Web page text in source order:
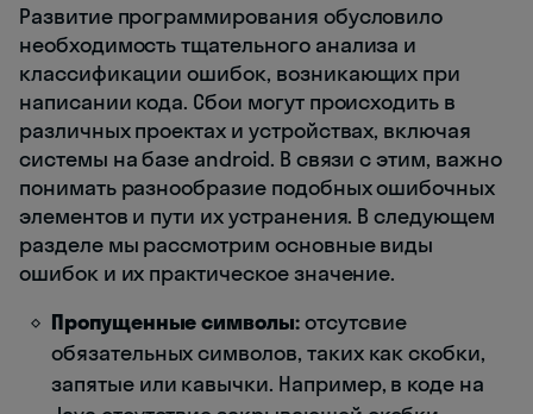
Развитие программирования обусловило
необходимость тщательного анализа и
классификации ошибок, возникающих при
написании кода. Сбои могут происходить в
различных проектах и устройствах, включая
системы на базе android. В связи с этим, важно
понимать разнообразие подобных ошибочных
элементов и пути их устранения. В следующем
разделе мы рассмотрим основные виды
ошибок и их практическое значение.
Пропущенные символы:отсутсвие
обязательных символов, таких как скобки,
запятые или кавычки. Например, в коде на